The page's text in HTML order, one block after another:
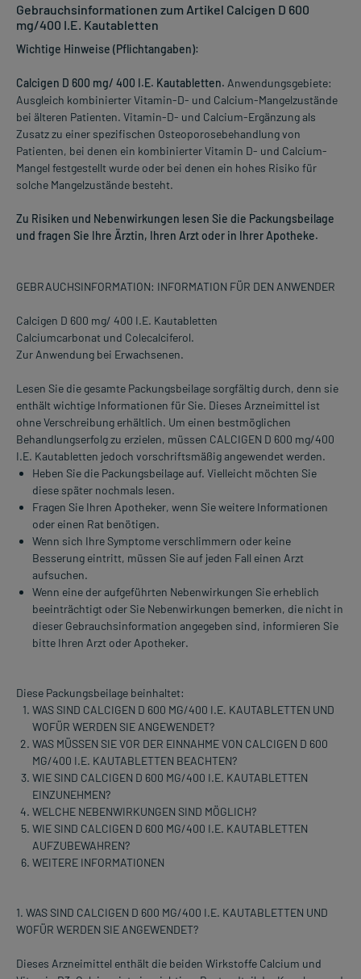
Gebrauchsinformationen zum Artikel Calcigen D 600
mg/400 I.E. Kautabletten
Wichtige Hinweise (Pflichtangaben):
Calcigen D 600 mg/ 400 I.E. Kautabletten. Anwendungsgebiete:
Ausgleich kombinierter Vitamin-D- und Calcium-Mangelzustände
bei älteren Patienten. Vitamin-D- und Calcium-Ergänzung als
Zusatz zu einer spezifischen Osteoporosebehandlung von
Patienten, bei denen ein kombinierter Vitamin D- und Calcium-
Mangel festgestellt wurde oder bei denen ein hohes Risiko für
solche Mangelzustände besteht.
Zu Risiken und Nebenwirkungen lesen Sie die Packungsbeilage
und fragen Sie Ihre Ärztin, Ihren Arzt oder in Ihrer Apotheke.
GEBRAUCHSINFORMATION: INFORMATION FÜR DEN ANWENDER
Calcigen D 600 mg/ 400 I.E. Kautabletten
Calciumcarbonat und Colecalciferol.
Zur Anwendung bei Erwachsenen.
Lesen Sie die gesamte Packungsbeilage sorgfältig durch, denn sie
enthält wichtige Informationen für Sie. Dieses Arzneimittel ist
ohne Verschreibung erhältlich. Um einen bestmöglichen
Behandlungserfolg zu erzielen, müssen CALCIGEN D 600 mg/400
I.E. Kautabletten jedoch vorschriftsmäßig angewendet werden.
Heben Sie die Packungsbeilage auf. Vielleicht möchten Sie
diese später nochmals lesen.
Fragen Sie Ihren Apotheker, wenn Sie weitere Informationen
oder einen Rat benötigen.
Wenn sich Ihre Symptome verschlimmern oder keine
Besserung eintritt, müssen Sie auf jeden Fall einen Arzt
aufsuchen.
Wenn eine der aufgeführten Nebenwirkungen Sie erheblich
beeinträchtigt oder Sie Nebenwirkungen bemerken, die nicht in
dieser Gebrauchsinformation angegeben sind, informieren Sie
bitte Ihren Arzt oder Apotheker.
Diese Packungsbeilage beinhaltet:
WAS SIND CALCIGEN D 600 MG/400 I.E. KAUTABLETTEN UND
WOFÜR WERDEN SIE ANGEWENDET?
WAS MÜSSEN SIE VOR DER EINNAHME VON CALCIGEN D 600
MG/400 I.E. KAUTABLETTEN BEACHTEN?
WIE SIND CALCIGEN D 600 MG/400 I.E. KAUTABLETTEN
EINZUNEHMEN?
WELCHE NEBENWIRKUNGEN SIND MÖGLICH?
WIE SIND CALCIGEN D 600 MG/400 I.E. KAUTABLETTEN
AUFZUBEWAHREN?
WEITERE INFORMATIONEN
1. WAS SIND CALCIGEN D 600 MG/400 I.E. KAUTABLETTEN UND
WOFÜR WERDEN SIE ANGEWENDET?
Dieses Arzneimittel enthält die beiden Wirkstoffe Calcium und